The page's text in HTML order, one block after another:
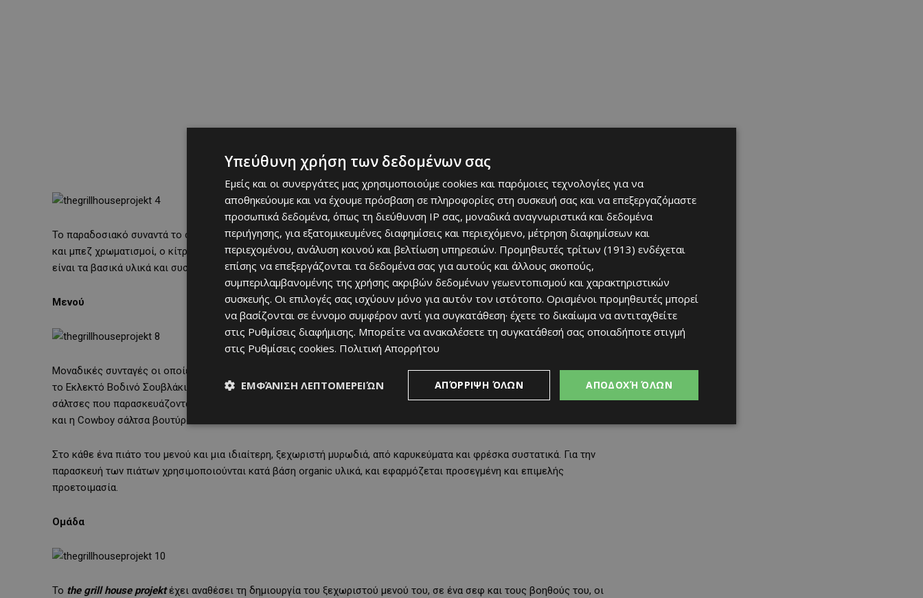
Το παραδοσιακό συναντά το σύγχρονο σε ένα μοναδικό «πάντρεμα». Το ξύλο, το μέταλλο, η πέτρα, οι μαυρόασπροι, καφέ
και μπεζ χρωματισμοί, ο κίτρινος κρυφός φωτισμός, και τα ζωντανά φυτά στο εσωτερικό και στο εξωτερικό του χώρου,
είναι τα βασικά υλικά και συστατικά που συνθέτουν ένα industrial χώρο στην πιο ζεστή (cozy) και γήινη εκδοχή του.
Μενού
Μοναδικές συνταγές οι οποίες ξεφεύγουν από τις παραδοσιακές συνταγές που βρίσκει κανείς σε ένα grill house – όπως
το Εκλεκτό Βοδινό Σουβλάκι, το Κοτοπουλάκι Ολόκληρο κάτω από Τούβλο, η ψιλοκομμένη σαλάτα με Κινόα&Ρεβύθια -,
σάλτσες που παρασκευάζονται αποκλειστικά από τους σεφ του
houseprojekt– όπως η σάλτσα Μπάρμπεκιου
και η Cowboy σάλτσα βουτύρου.
Στο κάθε ένα πιάτο του μενού και μια ιδιαίτερη, ξεχωριστή μυρωδιά, από καρυκεύματα και φρέσκα συστατικά. Για την
παρασκευή των πιάτων χρησιμοποιούνται κατά βάση organic υλικά, και εφαρμόζεται προσεγμένη και επιμελής
προετοιμασία.
Ομάδα
Το thegrillhouseprojektέχει αναθέσει τη δημιουργία του ξεχωριστού μενού του, σε ένα σεφ και τους βοηθούς του, οι
Υπεύθυνη χρήση των δεδομένων σας
Εμείς και οι συνεργάτες μας χρησιμοποιούμε cookies και παρόμοιες τεχνολογίες για να
αποθηκεύουμε και να έχουμε πρόσβαση σε πληροφορίες στη συσκευή σας και να επεξεργαζόμαστε
προσωπικά δεδομένα, όπως τη διεύθυνση IP σας, μοναδικά αναγνωριστικά και δεδομένα
περιήγησης, για εξατομικευμένες διαφημίσεις και περιεχόμενο, μέτρηση διαφημίσεων και
περιεχομένου, ανάλυση κοινού και βελτίωση υπηρεσιών. Προμηθευτές τρίτων (1913) ενδέχεται
επίσης να επεξεργάζονται τα δεδομένα σας για αυτούς και άλλους σκοπούς,
συμπεριλαμβανομένης της χρήσης ακριβών δεδομένων γεωεντοπισμού και χαρακτηριστικών
συσκευής. Οι επιλογές σας ισχύουν μόνο για αυτόν τον ιστότοπο. Ορισμένοι προμηθευτές μπορεί
να βασίζονται σε έννομο συμφέρον αντί για συγκατάθεση· έχετε το δικαίωμα να αντιταχθείτε
στις Ρυθμίσεις διαφήμισης. Μπορείτε να ανακαλέσετε τη συγκατάθεσή σας οποιαδήποτε στιγμή
στις Ρυθμίσεις cookies. Πολιτική Απορρήτου
ΑΠΟΔΟΧΉ ΌΛΩΝ
ΑΠΌΡΡΙΨΗ ΌΛΩΝ
ΕΜΦΆΝΙΣΗ ΛΕΠΤΟΜΕΡΕΙΏΝ